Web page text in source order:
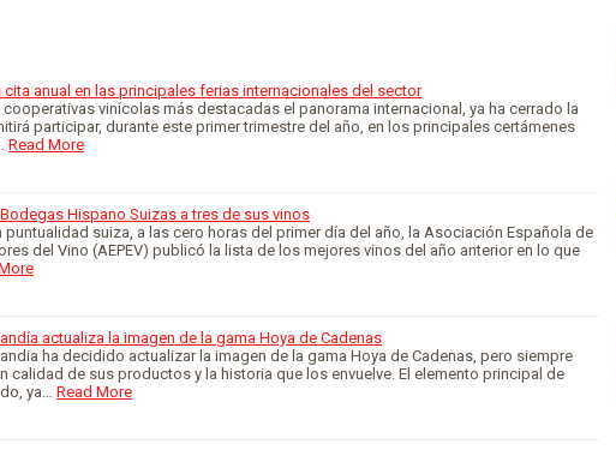
cita anual en las principales ferias internacionales del sector
cooperativas vinícolas más destacadas el panorama internacional, ya ha cerrado la
participar, durante este primer trimestre del año, en los principales certámenes
Read More
Bodegas Hispano Suizas a tres de sus vinos
puntualidad suiza, a las cero horas del primer día del año, la Asociación Española de
del Vino (AEPEV) publicó la lista de los mejores vinos del año anterior en lo que
actualiza la imagen de la gama Hoya de Cadenas
ha decidido actualizar la imagen de la gama Hoya de Cadenas, pero siempre
calidad de sus productos y la historia que los envuelve. El elemento principal de
ya…
Read More